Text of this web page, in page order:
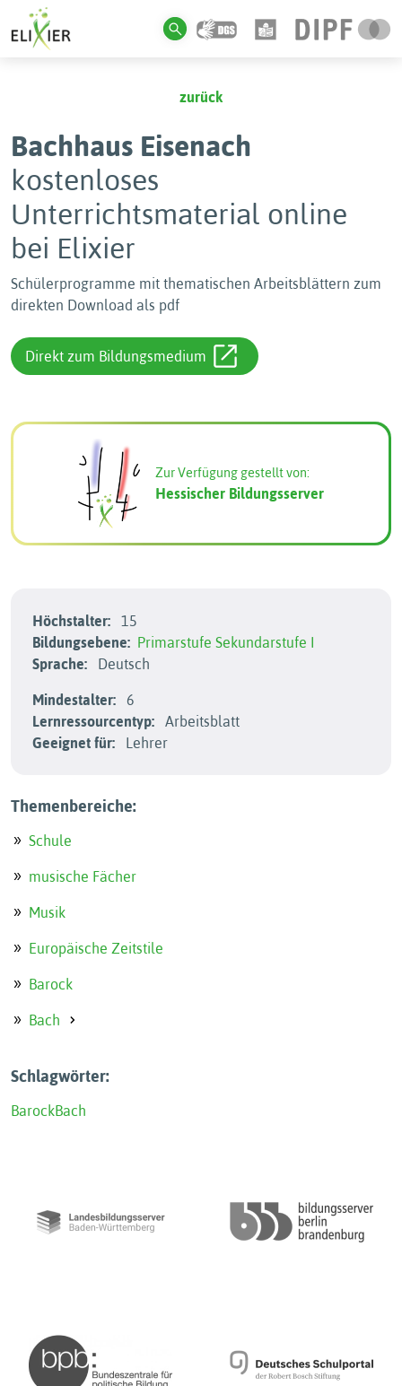
zurück
Bachhaus Eisenach
kostenloses
Unterrichtsmaterial online
bei Elixier
Schülerprogramme mit thematischen Arbeitsblättern zum
direkten Download als pdf
Direkt zum Bildungsmedium
Zur Verfügung gestellt von:
Hessischer Bildungsserver
Höchstalter:
15
Bildungsebene: Primarstufe Sekundarstufe I
Sprache:
Deutsch
Mindestalter:
6
Lernressourcentyp:
Arbeitsblatt
Geeignet für:
Lehrer
Themenbereiche:
Schule
musische Fächer
Musik
Europäische Zeitstile
Barock
Bach
Schlagwörter:
BarockBach